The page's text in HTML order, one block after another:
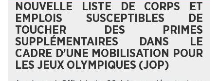
NOUVELLE LISTE DE CORPS ET
EMPLOIS SUSCEPTIBLES DE
TOUCHER DES PRIMES
SUPPLÉMENTAIRES DANS LE
CADRE D’UNE MOBILISATION POUR
LES JEUX OLYMPIQUES (JOP)